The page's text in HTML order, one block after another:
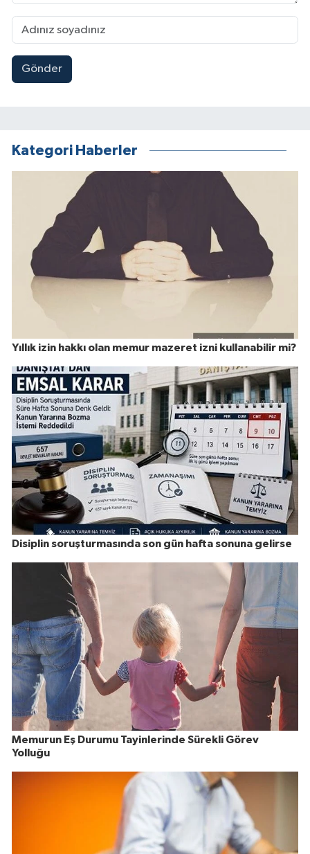
Gönder
Kategori Haberler
Yıllık izin hakkı olan memur mazeret izni kullanabilir mi?
Disiplin soruşturmasında son gün hafta sonuna gelirse
Memurun Eş Durumu Tayinlerinde Sürekli Görev
Yolluğu